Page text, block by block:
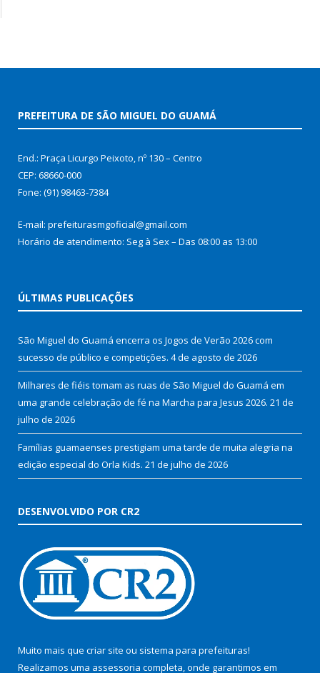
PREFEITURA DE SÃO MIGUEL DO GUAMÁ
End.: Praça Licurgo Peixoto, nº 130 – Centro
CEP: 68660-000
Fone: (91) 98463-7384
E-mail: prefeiturasmgoficial@gmail.com
Horário de atendimento: Seg à Sex – Das 08:00 as 13:00
ÚLTIMAS PUBLICAÇÕES
São Miguel do Guamá encerra os Jogos de Verão 2026 com
sucesso de público e competições. 4 de agosto de 2026
Milhares de fiéis tomam as ruas de São Miguel do Guamá em
uma grande celebração de fé na Marcha para Jesus 2026. 21 de
julho de 2026
Famílias guamaenses prestigiam uma tarde de muita alegria na
edição especial do Orla Kids. 21 de julho de 2026
DESENVOLVIDO POR CR2
Muito mais que criar site ou sistema para prefeituras!
Realizamos uma assessoria completa, onde garantimos em